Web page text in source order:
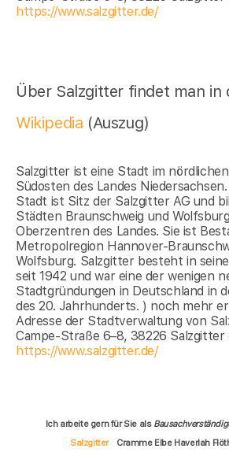
https://www.salzgitter.de/
Über Salzgitter findet man in
Wikipedia (Auszug)
Salzgitter ist eine Stadt im
Südosten des Landes
Stadt ist Sitz der Salzgitter AG und
Städten Braunschweig und
Oberzentren des Landes. Sie ist
Metropolregion Hannover-
Wolfsburg. Salzgitter besteht in
seit 1942 und war eine der wenigen
Stadtgründungen in Deutschland in
des 20. Jahrhunderts. ) noch mehr
Adresse der Stadtverwaltung von
Campe-Straße 6–8, 38226 Salzgitter
https://www.salzgitter.de/
Ich arbeite gern für Sie als
Salzgitter
Cramme Elbe Haverlah